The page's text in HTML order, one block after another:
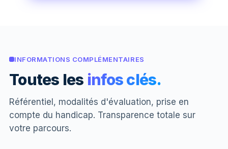
INFORMATIONS COMPLÉMENTAIRES
Toutes les infos clés.
Référentiel, modalités d'évaluation, prise en
compte du handicap. Transparence totale sur
votre parcours.